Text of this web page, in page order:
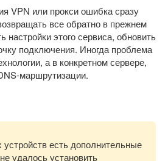
VPN или прокси ошибка сразу
все обратно в прежнем
настройки этого сервиса, обновить
подключения. Иногда проблема
а в конкретном сервере,
маршрутизации.
есть дополнительные
удалось установить